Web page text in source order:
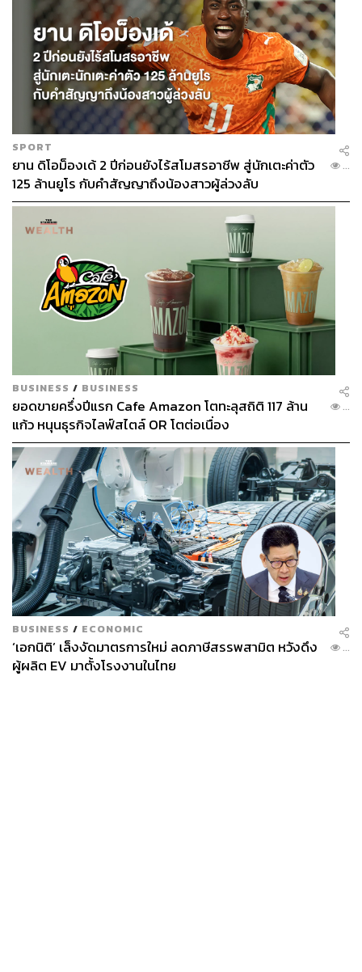
Move to Heaven
สะท้อนให้เห็นสังคมโลกที่มนุษย์ต่าง
อยู่โดดเดี่ยวมากขึ้นด้วย อยากรู้ว่าหลังจากทำงานใน
เรื่องนี้ ตัวคุณเองใช้ชีวิตเปลี่ยนไปไหม
อีเจฮุน:ตัวผมเองยังอาศัยอยู่กับครอบครัว ไม่ได้แยกออกมา
อยู่คนเดียว ก็เลยยังไม่เคยรู้สึกว่าโดดเดี่ยวหรือเหงา แต่พอได้
มาแสดงซีรีส์เรื่องนี้เลยได้รู้ว่า“ช่วงเวลาที่อยู่ด้วยกัน มันไม่ได้
อยู่ตลอดไปสินะ” สักวันหนึ่งก็ต้องเจอกับวินาทีที่แยกจากกัน
แล้วตัวเราจะรับมือกับมันอย่างไร
ทำให้ผมคิดถึงจุดนี้เยอะ
มาก ก่อนหน้านี้ไม่เคยได้คิดถึงเรื่องนี้อย่างละเอียดลึกซึ้ง
เท่าไร ทำให้รู้สึกขอบคุณการที่ผมได้มีชีวิตหายใจอยู่ ณ ตอน
นี้ และอยากจะพูดคำดีๆ ให้กับคนรอบตัวที่ผมรักได้ฟัง ทำให้รู้
ว่าถึงแม้จะไม่ได้เจอกันบ่อย แต่การติดต่อไปหาและพูดคุยกัน
นั้นเป็นสิ่งที่สำคัญมากครับ
ผมพยายามคิดและรู้สึกถึงคีย์เวิร์ดคำว่า ‘ชีวิตและความตาย’
ผ่านผลงานชิ้นนี้ การใช้ชีวิตมีทั้งดีใจ โกรธ เศร้า สุข ผมหวัง
ว่าตอนที่เผชิญหน้ากับความตายผมจะไม่เหงา และได้คิดว่า
ช่วงเวลาที่คนที่ผมสนิทกำลังจะจากไป ผมอยากจะคอยอยู่
SPORT
ยาน ดิโอม็องเด้ 2 ปีก่อนยังไร้สโมสรอาชีพ สู่นักเตะค่าตัว
125 ล้านยูโร กับคำสัญญาถึงน้องสาวผู้ล่วงลับ
...
BUSINESS / BUSINESS
ยอดขายครึ่งปีแรก Cafe Amazon โตทะลุสถิติ 117 ล้าน
แก้ว หนุนธุรกิจไลฟ์สไตล์ OR โตต่อเนื่อง
...
BUSINESS / ECONOMIC
‘เอกนิติ’ เล็งงัดมาตรการใหม่ ลดภาษีสรรพสามิต หวังดึง
ผู้ผลิต EV มาตั้งโรงงานในไทย
...